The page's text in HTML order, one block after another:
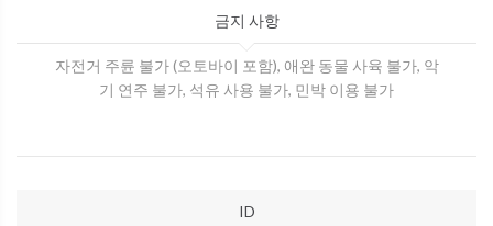
금지 사항
자전거 주륜 불가 (오토바이 포함), 애완 동물 사육 불가, 악
기 연주 불가, 석유 사용 불가, 민박 이용 불가
ID